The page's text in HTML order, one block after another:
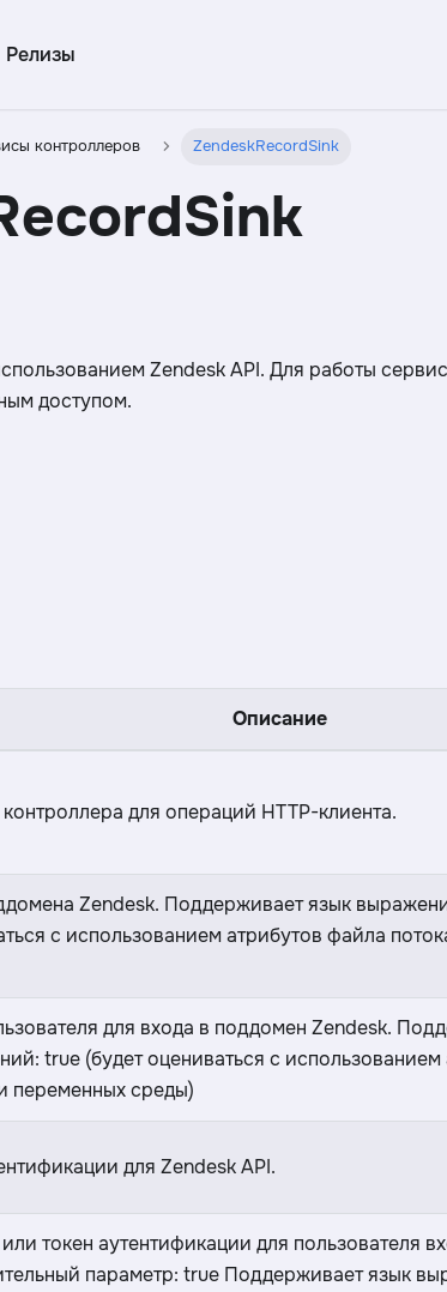
Релизы
контроллеров ZendeskRecordSink
Zendesk API. Для работы
доступом.
Описание
для операций HTTP-клиента.
Zendesk. Поддерживает язык
с использованием атрибутов файла
для входа в поддомен Zendesk.
true (будет оцениваться с
переменных среды)
для Zendesk API.
токен аутентификации для пользователя
параметр: true Поддерживает язык